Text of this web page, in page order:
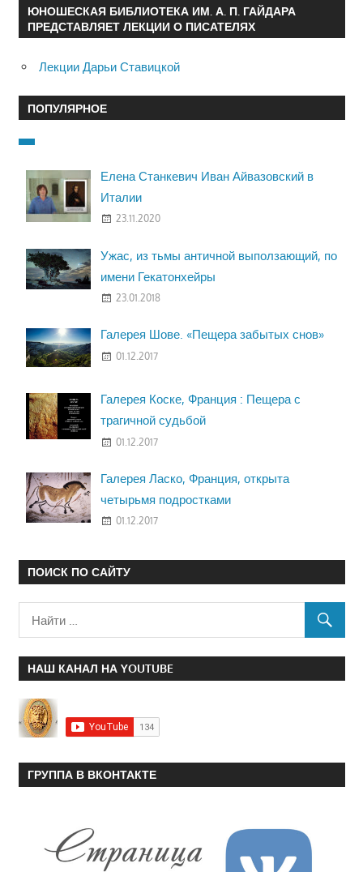
ЮНОШЕСКАЯ БИБЛИОТЕКА ИМ. А. П. ГАЙДАРА
ПРЕДСТАВЛЯЕТ ЛЕКЦИИ О ПИСАТЕЛЯХ
Лекции Дарьи Ставицкой
ПОПУЛЯРНОЕ
Елена Станкевич Иван Айвазовский в
Италии
23.11.2020
Ужас, из тьмы античной выползающий, по
имени Гекатонхейры
23.01.2018
Галерея Шове. «Пещера забытых снов»
01.12.2017
Галерея Коске, Франция : Пещера с
трагичной судьбой
01.12.2017
Галерея Ласко, Франция, открыта
четырьмя подростками
01.12.2017
ПОИСК ПО САЙТУ
НАШ КАНАЛ НА YOUTUBE
ГРУППА В ВКОНТАКТЕ